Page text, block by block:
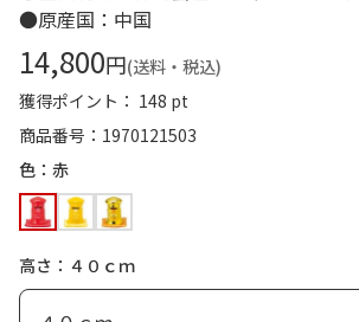
●原産国：中国
14,800円(送料・税込)
獲得ポイント： 148 pt
商品番号
1970121503
色：赤
高さ：４０ｃｍ